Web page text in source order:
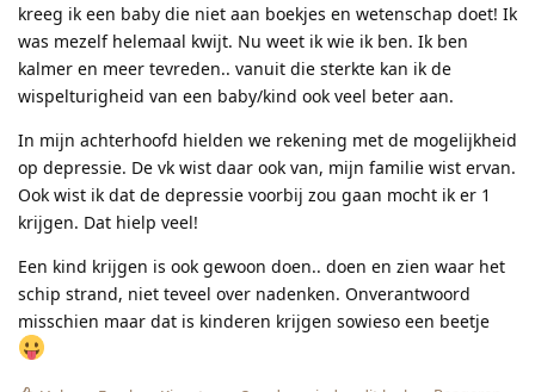
kreeg ik een baby die niet aan boekjes en wetenschap doet! Ik
was mezelf helemaal kwijt. Nu weet ik wie ik ben. Ik ben
kalmer en meer tevreden.. vanuit die sterkte kan ik de
wispelturigheid van een baby/kind ook veel beter aan.
In mijn achterhoofd hielden we rekening met de mogelijkheid
op depressie. De vk wist daar ook van, mijn familie wist ervan.
Ook wist ik dat de depressie voorbij zou gaan mocht ik er 1
krijgen. Dat hielp veel!
Een kind krijgen is ook gewoon doen.. doen en zien waar het
schip strand, niet teveel over nadenken. Onverantwoord
misschien maar dat is kinderen krijgen sowieso een beetje